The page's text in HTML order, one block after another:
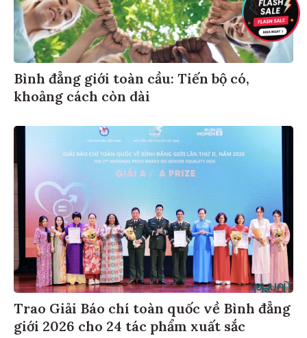
Bình đẳng giới toàn cầu: Tiến bộ có,
khoảng cách còn dài
Trao Giải Báo chí toàn quốc về Bình đẳng
giới 2026 cho 24 tác phẩm xuất sắc